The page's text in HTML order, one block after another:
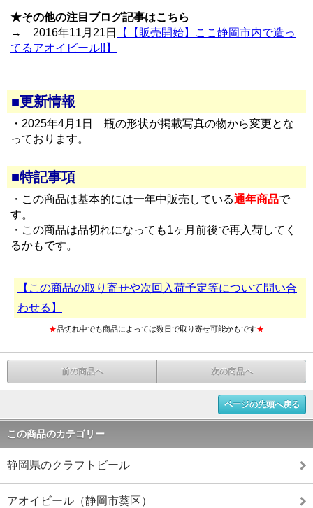
★その他の注目ブログ記事はこちら
→ 2016年11月21日
【【販売開始】ここ静岡市内で造っ
てるアオイビール!!】
■更新情報
・2025年4月1日 瓶の形状が掲載写真の物から変更とな
っております。
■特記事項
・この商品は基本的には一年中販売している通年商品で
す。
・この商品は品切れになっても1ヶ月前後で再入荷してく
るかもです。
【この商品の取り寄せや次回入荷予定等について問い合
わせる】
★品切れ中でも商品によっては数日で取り寄せ可能かもです★
前の商品へ 次の商品へ
ページの先頭へ戻る
この商品のカテゴリー
静岡県のクラフトビール
アオイビール（静岡市葵区）